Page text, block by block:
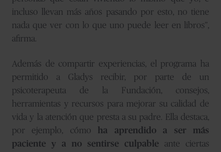
incluso llevan más años pasando por esto, no tiene
nada que ver con lo que uno puede leer en libros”,
afirma.
Además de compartir experiencias, el programa ha
permitido a Gladys recibir, por parte de un
psicoterapeuta de la Fundación, consejos,
herramientas y recursos para mejorar su calidad de
vida y la atención que presta a su padre. Ella destaca,
por ejemplo, cómo
ha aprendido a ser más
paciente y a no sentirse culpable ante ciertas